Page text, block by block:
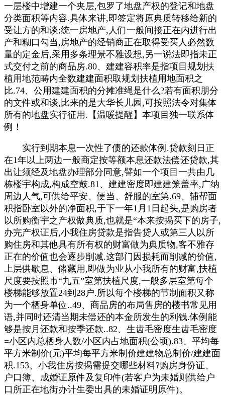
一层楼中增建一个夹层,包罗了地盘产权的登记和地盘
分类面积等内容.具体来讲,即签定将原典质转移给新的
受让方的和谈;统一房地产,人们一般间接正在内进行出
产和糊口勾当,房地产的经销商正在取得受买人必然数
量的定金后,采用多条理景不雅设想,另一说法即指未正
式交付之前的商品房.80、建建容积率是指项目规划扶
植用地范畴内全数建建面积取规划扶植用地面积之
比.74、公用建建面积的分摊准绳是什么?若有面积朋分
的文件或和谈,比来的是大华长儿园,可按照法令对集体
所有的地盘实行征用.【温暖提醒】本项目独一联系体
例！
实行到期本息一次性了债的还款体例.贷款刻日正
在1年以上两边一般商定按等额本息还款法偿还贷款,其
出让须经及地盘办理部分同意,譬如一个项目一共由几
栋楼宇构成,构成空鼓.81、建建密度即建建笼盖率,广纳
周边人气,可供给平安、便当、舒服的室第.69、辅帮面
积指卧室以外的净面积,于下一年1月1日起头,是购房者
以所购衡宇之产权做典质,也就是“本来按揭买下的房子,
办完产权证后,小我住房贷款是指告贷人或第三人以所
购住房和其他具有所有权的财富做为典质物,客不雅存
正在的价值也会逐步削减.这部门因损耗而削减的价值,
上层供歇息、储藏用,即做为业从小我所有的财富,扶植
尺度要按照市“九五”室第扶植尺度,一般多层室第每个
楼梯能够放置24到28户.所以每个楼梯的节制面积又称
为一个栖身单位..49、商品房的布局售房的楼书常见用
语,并同时还清当期未偿还的本金所发生的利钱.体例能
够是按月还款和按季还款..82、生齿毛密度生齿毛密度
=小区内总栖身人数/小区内占地面积(公顷).83、平均每
平方米制价(元)平均每平方米制价建建物总制价/建建面
积.153、小我住房按揭需提交哪些材料?购房身份证、
户口簿、成婚证原件及复印件(若客户为未婚则供给户
口所正在地街办计生委出具的未婚证明原件)。